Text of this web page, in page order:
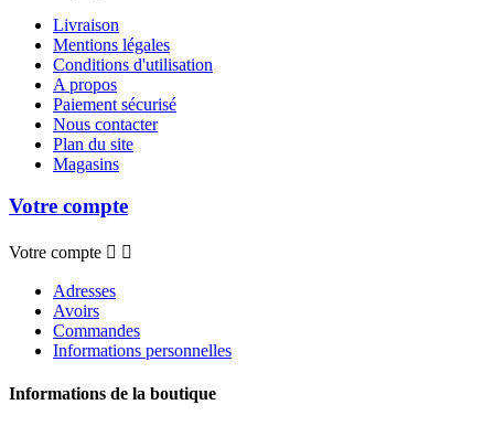
Livraison
Mentions légales
Conditions d'utilisation
A propos
Paiement sécurisé
Nous contacter
Plan du site
Magasins
Votre compte
Votre compte  
Adresses
Avoirs
Commandes
Informations personnelles
Informations de la boutique